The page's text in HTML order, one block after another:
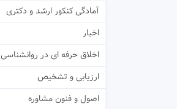
آمادگی کنکور ارشد و دکتری
اخبار
اخلاق حرفه ای در روانشناسی
ارزیابی و تشخیص
اصول و فنون مشاوره